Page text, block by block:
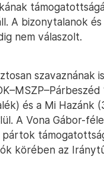
A bizonytalanok és
nem válaszolt.
szavaznának
és a Mi Hazánk
A Vona Gábor-féle
körében az